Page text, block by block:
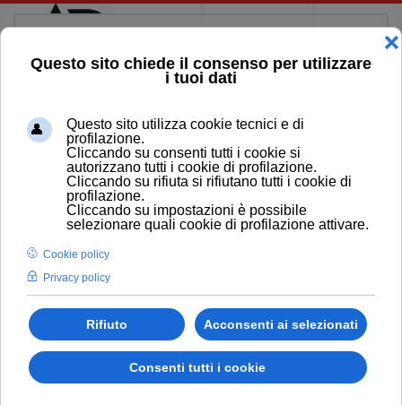
LAVANDERIA INDUSTRIALE
PULILAMPO
Multilingua: NO